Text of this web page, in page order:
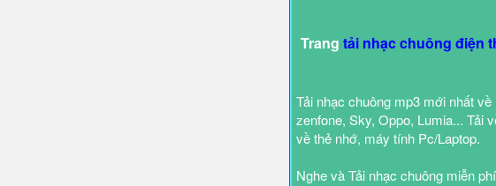
Trang tải nhạc chuông điện
Tải nhạc chuông mp3 mới nhất
zenfone, Sky, Oppo, Lumia... Tải
về thẻ nhớ, máy tính Pc/Laptop.
Nghe và Tải nhạc chuông miễn